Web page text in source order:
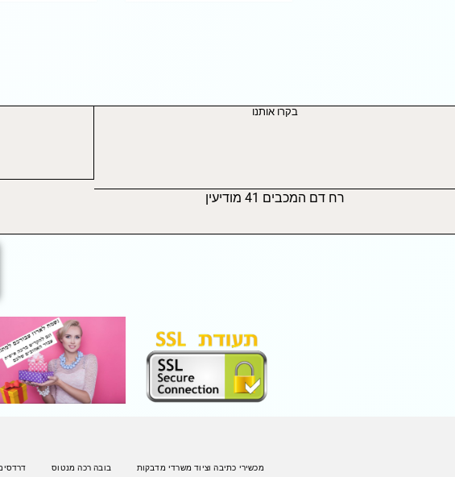
בקרו אותנו
רח דם המכבים 41 מודיעין
מכשירי כתיבה וציוד משרדי מדבקות בובה רכה מנטוס